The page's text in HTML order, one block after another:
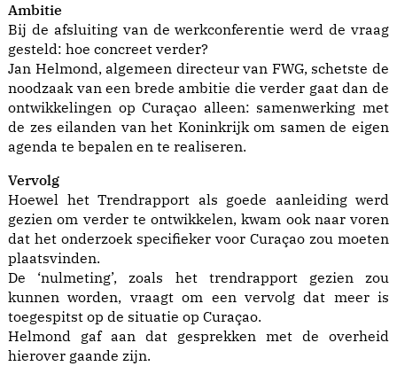
Ambitie
Bij de afsluiting van de werkconferentie werd de vraag
gesteld: hoe concreet verder?
Jan Helmond, algemeen directeur van FWG, schetste de
noodzaak van een brede ambitie die verder gaat dan de
ontwikkelingen op Curaçao alleen: samenwerking met
de zes eilanden van het Koninkrijk om samen de eigen
agenda te bepalen en te realiseren.
Vervolg
Hoewel het Trendrapport als goede aanleiding werd
gezien om verder te ontwikkelen, kwam ook naar voren
dat het onderzoek specifieker voor Curaçao zou moeten
plaatsvinden.
De ‘nulmeting’, zoals het trendrapport gezien zou
kunnen worden, vraagt om een vervolg dat meer is
toegespitst op de situatie op Curaçao.
Helmond gaf aan dat gesprekken met de overheid
hierover gaande zijn.